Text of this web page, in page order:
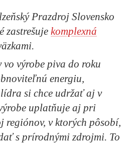
Prazdroj Slovensko
zastrešuje komplexná
výrobe piva do roku
energiu,
si chce udržať aj v
uplatňuje aj pri
v ktorých pôsobí,
s prírodnými zdrojmi. To